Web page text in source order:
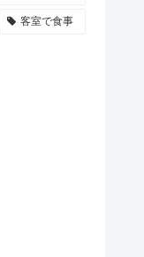
客室で食事